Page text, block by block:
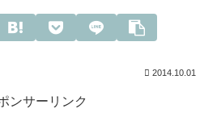
2014.10.01
ンサーリンク